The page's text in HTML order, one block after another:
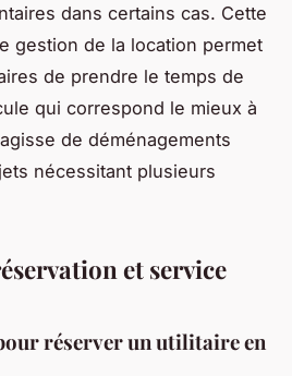
dans certains cas. Cette
gestion de la location permet
de prendre le temps de
qui correspond le mieux à
de déménagements
nécessitant plusieurs
et service
réserver un utilitaire en